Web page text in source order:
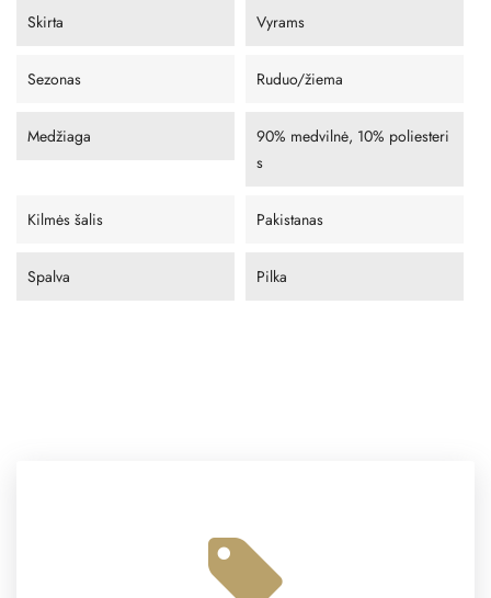
Skirta Vyrams
Sezonas Ruduo/žiema
Medžiaga
90% medvilnė, 10% poliesteri
s
Kilmės šalis Pakistanas
Spalva Pilka